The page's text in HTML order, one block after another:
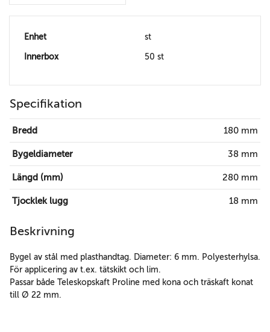
Enhet st
Innerbox 50 st
Specifikation
Bredd 180 mm
Bygeldiameter 38 mm
Längd (mm) 280 mm
Tjocklek lugg 18 mm
Beskrivning
Bygel av stål med plasthandtag. Diameter: 6 mm. Polyesterhylsa.
För applicering av t.ex. tätskikt och lim.
Passar både Teleskopskaft Proline med kona och träskaft konat
till Ø 22 mm.